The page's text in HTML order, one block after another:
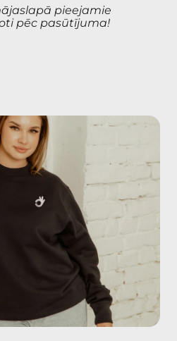
pieejamie
pēc pasūtījuma!